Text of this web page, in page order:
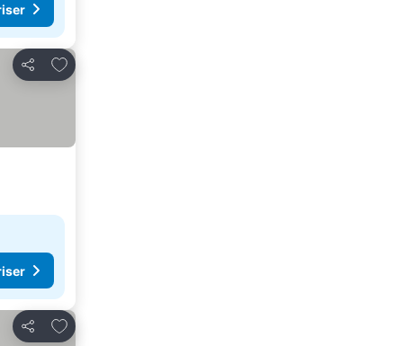
Dela
Lägg till i Mina Favoriter
Dela
Lägg till i Mina Favoriter